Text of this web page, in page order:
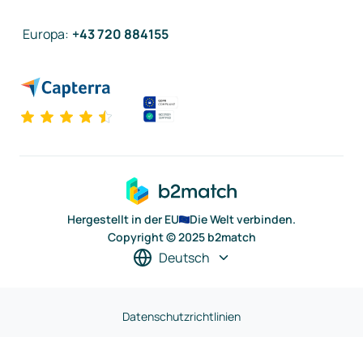
Europa: +43 720 884155
Hergestellt in der EU
Die Welt verbinden.
Copyright © 2025 b2match
Deutsch
Datenschutzrichtlinien